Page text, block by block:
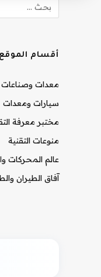
أقسام الموقع
معدات وصناعات
سيارات ومعدات
مختبر معرفة
منوعات التقنية
عالم المحركات
آفاق الطيران